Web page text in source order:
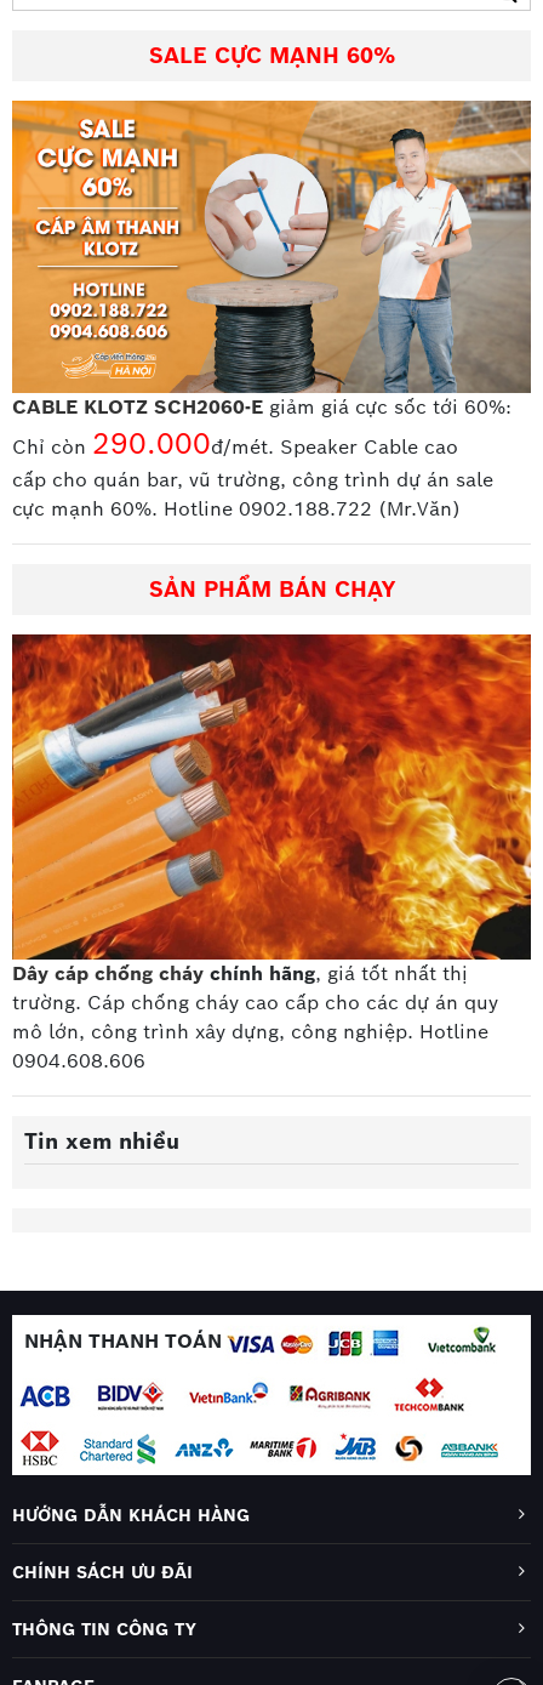
SALE CỰC MẠNH 60%
CABLE KLOTZ SCH2060-E giảm giá cực sốc tới 60%:
Chỉ còn 290.000đ/mét. Speaker Cable cao
cấp cho quán bar, vũ trường, công trình dự án sale
cực mạnh 60%. Hotline 0902.188.722 (Mr.Văn)
SẢN PHẨM BÁN CHẠY
Dây cáp chống cháy chính hãng, giá tốt nhất thị
trường. Cáp chống cháy cao cấp cho các dự án quy
mô lớn, công trình xây dựng, công nghiệp. Hotline
0904.608.606
Tin xem nhiều
NHẬN THANH TOÁN
HƯỚNG DẪN KHÁCH HÀNG
CHÍNH SÁCH ƯU ĐÃI
THÔNG TIN CÔNG TY